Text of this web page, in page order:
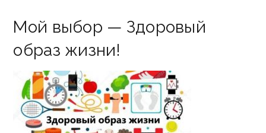
Мой выбор — Здоровый
образ жизни!